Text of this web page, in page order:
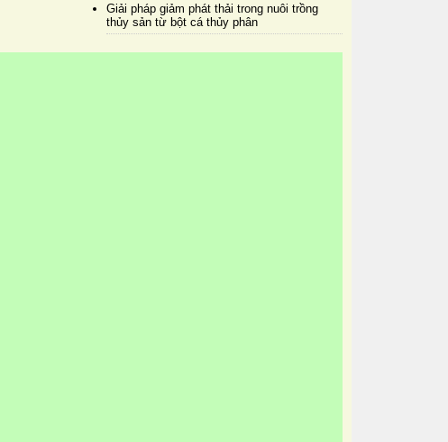
Giải pháp giảm phát thải trong nuôi trồng
thủy sản từ bột cá thủy phân